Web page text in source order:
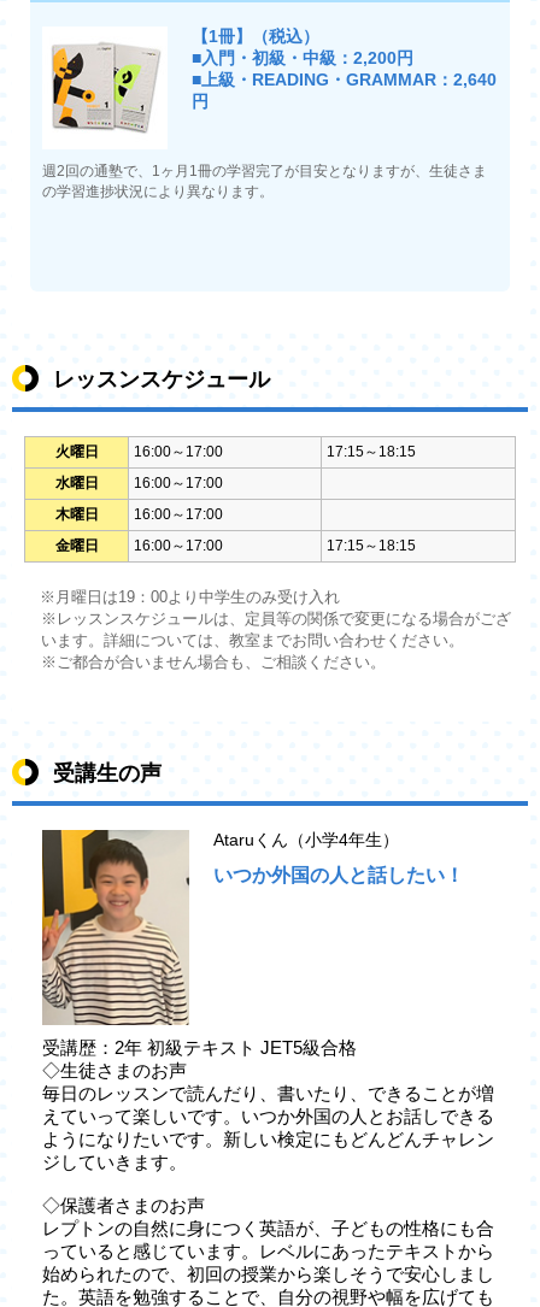
【1冊】（税込）
■入門・初級・中級：2,200円
■上級・READING・GRAMMAR：2,640
円
週2回の通塾で、1ヶ月1冊の学習完了が目安となりますが、生徒さま
の学習進捗状況により異なります。
レッスンスケジュール
火曜日 16:00～17:00
17:15～18:15
水曜日
16:00～17:00
木曜日
16:00～17:00
金曜日
16:00～17:00 17:15～18:15
※月曜日は19：00より中学生のみ受け入れ
※レッスンスケジュールは、定員等の関係で変更になる場合がござ
います。詳細については、教室までお問い合わせください。
※ご都合が合いません場合も、ご相談ください。
受講生の声
Ataruくん（小学4年生）
いつか外国の人と話したい！
受講歴：2年 初級テキスト JET5級合格
◇生徒さまのお声
毎日のレッスンで読んだり、書いたり、できることが増
えていって楽しいです。いつか外国の人とお話しできる
ようになりたいです。新しい検定にもどんどんチャレン
ジしていきます。
◇保護者さまのお声
レプトンの自然に身につく英語が、子どもの性格にも合
っていると感じています。レベルにあったテキストから
始められたので、初回の授業から楽しそうで安心しまし
た。英語を勉強することで、自分の視野や幅を広げても